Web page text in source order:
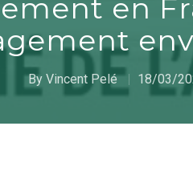
en
By Vincent Pelé 18/03/